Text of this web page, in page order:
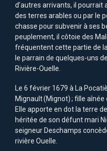
d’autres arrivants, il pourrait
des terres arables ou par le
chasse pour subvenir à ses
peuplement, il côtoie des
fréquentent cette partie de
le parrain de quelques-uns
Rivière-Ouelle.
Le 6 février 1679 à La
Mignault (Mignot) ; fille
Elle apporte en dot la terre
héritée de son défunt mari
seigneur Deschamps
rivière Ouelle.